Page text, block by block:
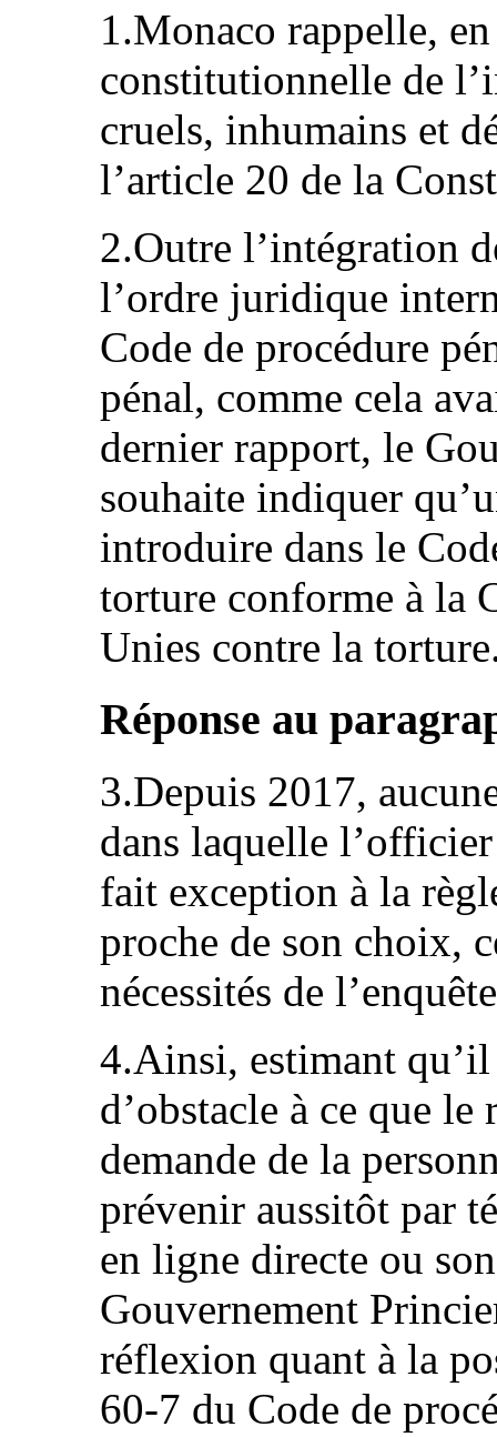
1.Monaco rappelle,
constitutionnelle de
cruels, inhumains et
l’article 20 de la
2.Outre l’intégration
l’ordre juridique
Code de procédure
pénal, comme cela
dernier rapport, le
souhaite indiquer
introduire dans le
torture conforme à la
Unies contre la
Réponse au
3.Depuis 2017,
dans laquelle
fait exception à la
proche de son choix,
nécessités de
4.Ainsi, estimant
d’obstacle à ce que
demande de la
prévenir aussitôt par
en ligne directe ou
Gouvernement
réflexion quant à la
60-7 du Code de